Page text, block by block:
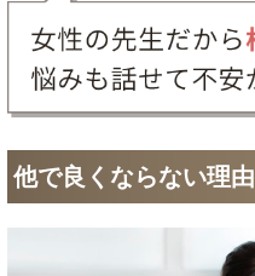
他で良くならない理由